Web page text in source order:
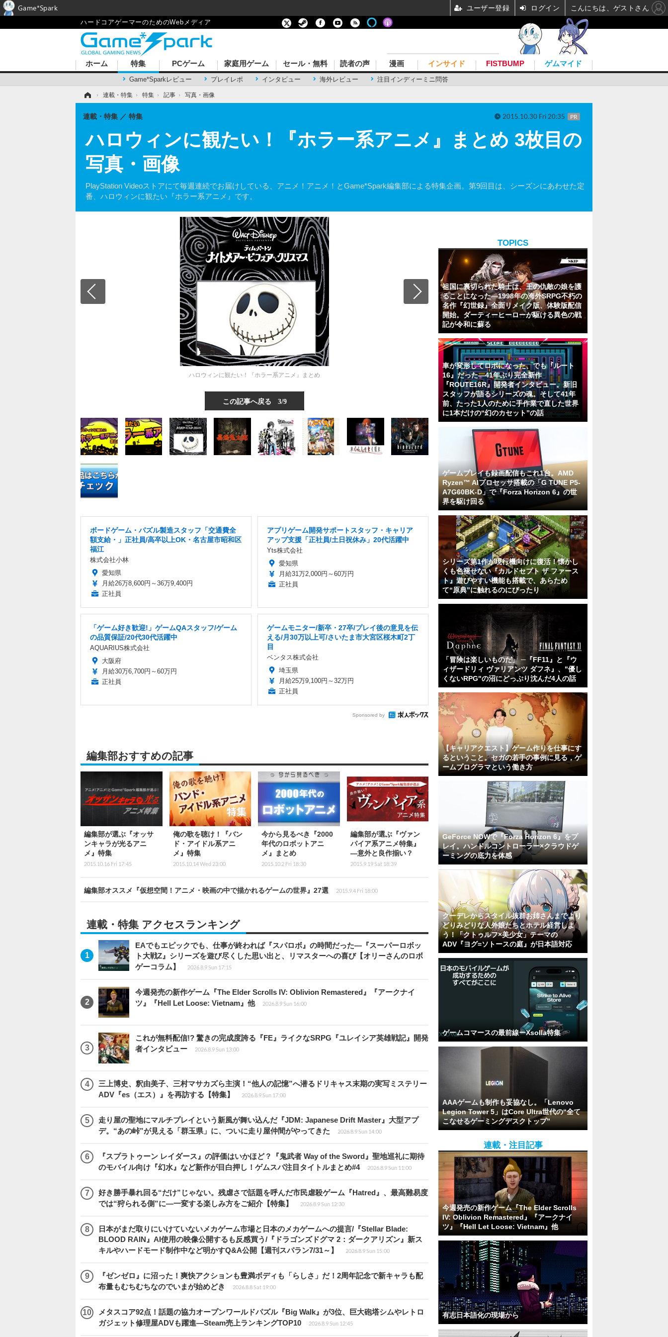
ハードコアゲーマーのためのWebメディア
ホーム 特集
Game*Sparkレビュー プレイレポ インタビュー 海外レビュー 注目インディーミニ問答
PCゲーム 家庭用ゲーム セール・無料 読者の声 漫画 インサイド FISTBUMP ゲムマイド
› 連載・特集 › 特集 › 記事 › 写真・画像
ハロウィンに観たい！『ホラー系アニメ』まとめ 3枚目の
写真・画像
PlayStation Videoストアにて毎週連続でお届けしている、アニメ！アニメ！とGame*Spark編集部による特集企画。第9回目は、シーズンにあわせた定
番、ハロウィンに観たい『ホラー系アニメ』です。
連載・特集 特集 2015.10.30 Fri 20:35 PR
ハロウィンに観たい！『ホラー系アニメ』まとめ
この記事へ戻る 3/9
ボードゲーム・パズル製造スタッフ「交通費全
額支給・」正社員/高卒以上OK・名古屋市昭和区
福江
株式会社小林
愛知県
月給26万8,600円～36万9,400円
正社員
アプリゲーム開発サポートスタッフ・キャリア
アップ支援「正社員/土日祝休み」20代活躍中
Yts株式会社
愛知県
月給31万2,000円～60万円
正社員
「ゲーム好き歓迎!」ゲームQAスタッフ/ゲーム
の品質保証/20代30代活躍中
AQUARIUS株式会社
大阪府
月給30万6,700円～60万円
正社員
ゲームモニター/新卒・27卒/プレイ後の意見を伝
える/月30万以上可/さいたま市大宮区桜木町2丁
目
ベンタス株式会社
埼玉県
月給25万9,100円～32万円
正社員
Sponsored by
編集部おすすめの記事
編集部が選ぶ『オッサ
ンキャラが光るアニ
メ』特集
2015.10.16 Fri 17:45
俺の歌を聴け！『バン
ド・アイドル系アニ
メ』特集
2015.10.14 Wed 23:00
今から見るべき『2000
年代のロボットアニ
メ』まとめ
2015.10.2 Fri 18:30
編集部が選ぶ『ヴァン
パイア系アニメ特集』
―意外と良作揃い？
2015.9.19 Sat 18:39
編集部オススメ『仮想空間！アニメ・映画の中で描かれるゲームの世界』27選 2015.9.4 Fri 18:00
連載・特集 アクセスランキング
EAでもエピックでも、仕事が終われば『スパロボ』の時間だった―『スーパーロボッ
ト大戦Z』シリーズを遊び尽くした思い出と、リマスターへの喜び【オリーさんのロボ
ゲーコラム】
2026.8.9 Sun 17:15
今週発売の新作ゲーム『The Elder Scrolls IV: Oblivion Remastered』『アークナイ
ツ』『Hell Let Loose: Vietnam』他
2026.8.9 Sun 16:00
これが無料配信!? 驚きの完成度誇る『FE』ライクなSRPG『ユレイシア英雄戦記』開発
者インタビュー
2026.8.9 Sun 13:00
三上博史、釈由美子、三村マサカズら主演！“他人の記憶”へ潜るドリキャス末期の実写ミステリー
ADV『es（エス）』を再訪する【特集】
2026.8.9 Sun 17:00
走り屋の聖地にマルチプレイという新風が舞い込んだ『JDM: Japanese Drift Master』大型アプ
デ。“あの峠”が見える「群玉県」に、ついに走り屋仲間がやってきた
2026.8.9 Sun 14:00
『スプラトゥーン レイダース』の評価はいかほど？『鬼武者 Way of the Sword』聖地巡礼に期待
のモバイル向け『幻水』など新作が目白押し！ゲムスパ注目タイトルまとめ#4
2026.8.9 Sun 11:00
好き勝手暴れ回る“だけ”じゃない。残虐さで話題を呼んだ市民虐殺ゲーム『Hatred』、最高難易度
では“狩られる側”に―一変する楽しみ方をご紹介【特集】
2026.8.9 Sun 12:30
日本がまだ取りにいけていないメカゲーム市場と日本のメカゲームへの提言/『Stellar Blade:
BLOOD RAIN』AI使用の映像公開するも反感買う/『ドラゴンズドグマ 2：ダークアリズン』新ス
キルやハードモード制作中など明かすQ&A公開【週刊スパラン7/31～】
2026.8.9 Sun 15:00
『ゼンゼロ』に沼った！爽快アクションも豊満ボディも「らしさ」だ！2周年記念で新キャラも配
布量もむちむちなのでいまが始めどき
2026.8.8 Sat 19:00
メタスコア92点！話題の協力オープンワールドパズル『Big Walk』が3位、巨大砲塔シムやレトロ
ガジェット修理屋ADVも躍進―Steam売上ランキングTOP10
2026.8.9 Sun 12:45
TOPICS
祖国に裏切られた騎士は、王の仇敵の娘を護
ることになった―1998年の海外SRPG不朽の
名作『幻世録』全面リメイク版、体験版配信
開始。ダーティーヒーローが駆ける異色の戦
記が令和に蘇る
車が変形してロボになった、でも『ルート
16』だった―41年ぶり完全新作
『ROUTE16R』開発者インタビュー。新旧
スタッフが語るシリーズの魂。そして41年
前、たった1人のために手作業で直した世界
に1本だけの“幻のカセット”の話
ゲームプレイも録画配信もこれ1台。AMD
Ryzen™ AIプロセッサ搭載の「G TUNE P5-
A7G60BK-D」で『Forza Horizon 6』の世
界を駆け回る
シリーズ第1作が現行機向けに復活！懐かし
くも色褪せない『カルドセプト ザ ファース
ト』遊びやすい機能も搭載で、あらため
て“原典”に触れるのにぴったり
「冒険は楽しいものだ」 ─『FF11』と『ウ
ィザードリィ ヴァリアンツ ダフネ』、"優し
くないRPG"の沼にどっぷり沈んだ4人の話
【キャリアクエスト】ゲーム作りを仕事にす
るということ。セガの若手の事例に見る，ゲ
ームプログラマという働き方
GeForce NOWで『Forza Horizon 6』をプ
レイ。ハンドルコントローラー×クラウドゲ
ーミングの底力を体感
クーデレからスタイル抜群お姉さんまでより
どりみどりな人外娘たちとホテル経営しよ
う！「クトゥルフ×美少女」テーマの
ADV『ヨグ=ソトースの庭』が日本語対応
ゲームコマースの最前線ーXsolla特集
AAAゲームも制作も妥協なし。「Lenovo
Legion Tower 5」はCore Ultra世代の“全て
こなせるゲーミングデスクトップ”
連載・注目記事
今週発売の新作ゲーム『The Elder Scrolls
IV: Oblivion Remastered』『アークナイ
ツ』『Hell Let Loose: Vietnam』他
有志日本語化の現場から
Game*Spark ユーザー登録 ログイン こんにちは、ゲストさん